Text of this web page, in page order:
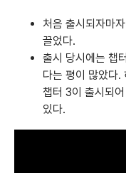
처음 출시되자마
끌었다.
출시 당시에는 챕
다는 평이 많았다
챕터 3이 출시되
있다.